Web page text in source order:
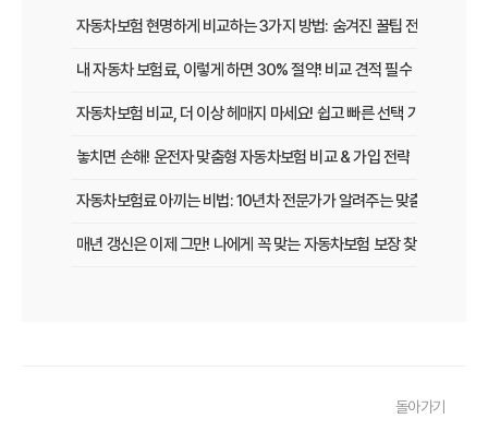
자동차보험 현명하게 비교하는 3가지 방법: 숨겨진 꿀팁 전격 공개
내 자동차 보험료, 이렇게 하면 30% 절약! 비교 견적 필수
자동차보험 비교, 더 이상 헤매지 마세요! 쉽고 빠른 선택 가이드
놓치면 손해! 운전자 맞춤형 자동차보험 비교 & 가입 전략
자동차보험료 아끼는 비법: 10년차 전문가가 알려주는 맞춤형 설계 전
매년 갱신은 이제 그만! 나에게 꼭 맞는 자동차보험 보장 찾는 법
놓치면 후회! 자동차보험 가입 전 반드시 알아야 할 핵심 정보
돌아가기